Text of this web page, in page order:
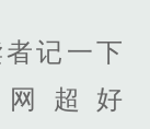
记一下
超好